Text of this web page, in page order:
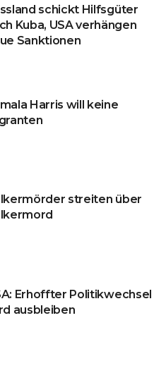
schickt Hilfsgüter
Kuba, USA verhängen
Sanktionen
Harris will keine
streiten über
Erhoffter Politikwechsel
ausbleiben